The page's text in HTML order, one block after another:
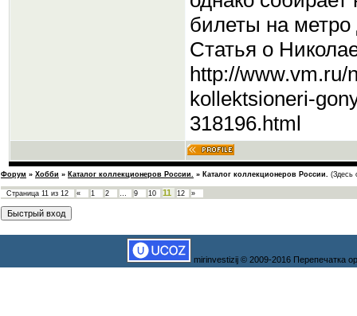
билеты на метро
Статья о
http://www.vm.ru/
kollektsioneri-
318196.html
Форум » Хобби » Каталог коллекционеров России. » Каталог коллекционеров России. (Здесь
Страница 11 из 12 « 1 2 … 9 10 11 12 »
mirinvestizij © 2009-2016 Перепечатка